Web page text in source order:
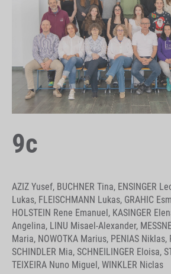
9c
AZIZ Yusef, BUCHNER Tina, ENSINGER
Lukas, FLEISCHMANN Lukas, GRAHIC
HOLSTEIN Rene Emanuel, KASINGER
Angelina, LINU Misael-Alexander,
Maria, NOWOTKA Marius, PENIAS
SCHINDLER Mia, SCHNEILINGER Eloisa,
TEIXEIRA Nuno Miguel, WINKLER Niclas